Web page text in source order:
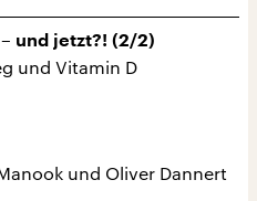
und jetzt?! (2/2)
und Vitamin D
und Oliver Dannert